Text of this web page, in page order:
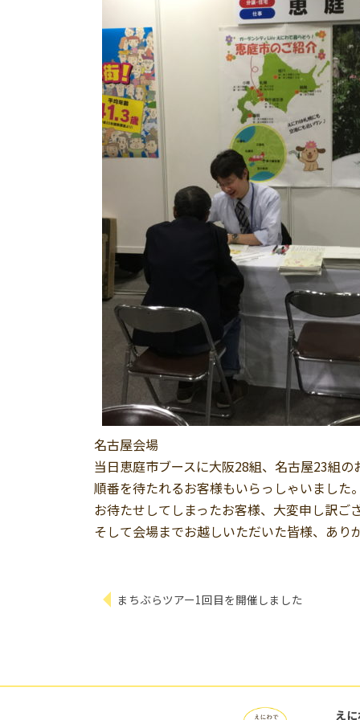
名古屋会場
当日恵庭市ブースに大阪28組、名古屋23組
順番を待たれるお客様もいらっしゃいました
お待たせしてしまったお客様、大変申し訳ご
そして会場までお越しいただいた皆様、あり
まちぶらツアー1回目を開催しました
え